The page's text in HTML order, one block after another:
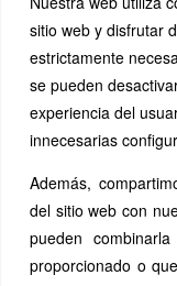
sitio web y disfrutar
estrictamente
se pueden
experiencia del
innecesarias
Además,
del sitio web con
pueden
proporcionado o
Consulte la